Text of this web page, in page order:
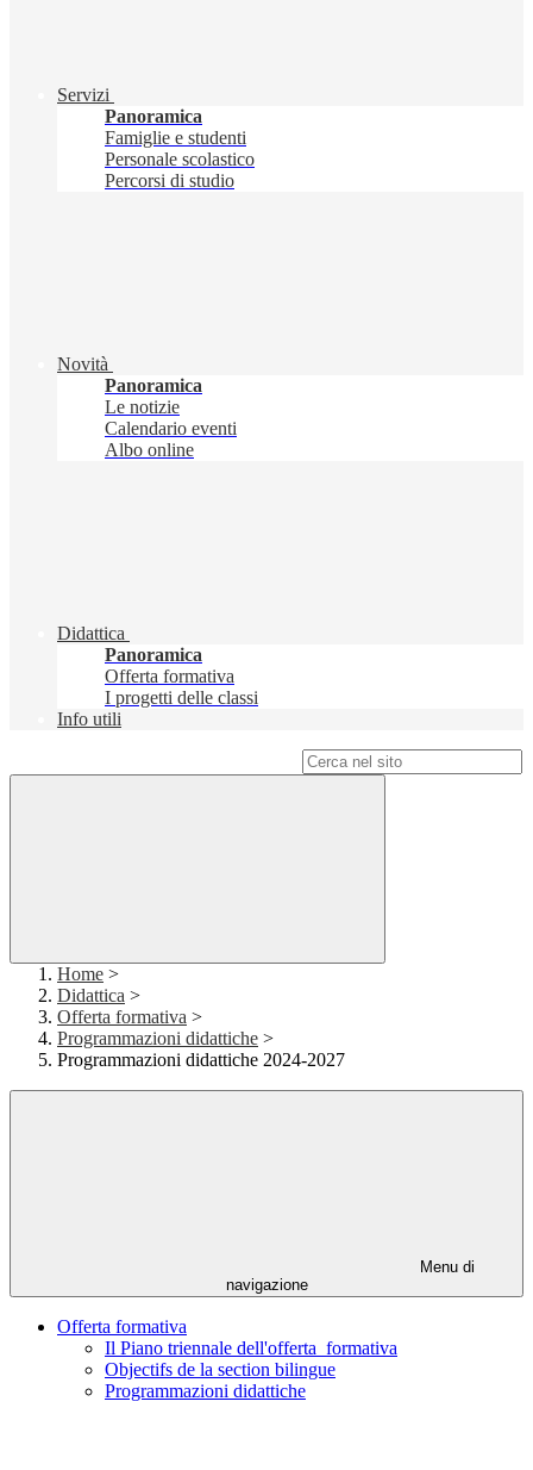
Servizi
Panoramica
Famiglie e studenti
Personale scolastico
Percorsi di studio
Novità
Panoramica
Le notizie
Calendario eventi
Albo online
Didattica
Panoramica
Offerta formativa
I progetti delle classi
Info utili
Home >
Didattica >
Offerta formativa >
Programmazioni didattiche >
Programmazioni didattiche 2024-2027
Menu di
navigazione
Offerta formativa
Il Piano triennale dell'offerta formativa
Objectifs de la section bilingue
Programmazioni didattiche